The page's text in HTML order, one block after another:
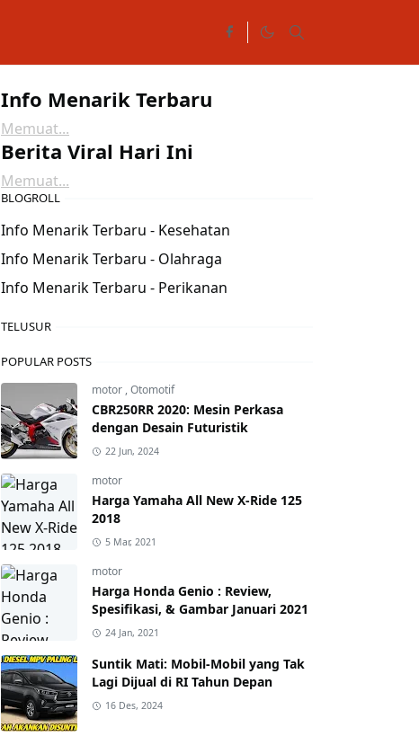
Info Menarik Terbaru
Memuat...
Berita Viral Hari Ini
Memuat...
BLOGROLL
Info Menarik Terbaru - Kesehatan
Info Menarik Terbaru - Olahraga
Info Menarik Terbaru - Perikanan
TELUSUR
POPULAR POSTS
motor ,Otomotif
CBR250RR 2020: Mesin Perkasa
dengan Desain Futuristik
22 Jun, 2024
motor
Harga Yamaha All New X-Ride 125
2018
5 Mar, 2021
motor
Harga Honda Genio : Review,
Spesifikasi, & Gambar Januari 2021
24 Jan, 2021
Suntik Mati: Mobil-Mobil yang Tak
Lagi Dijual di RI Tahun Depan
16 Des, 2024